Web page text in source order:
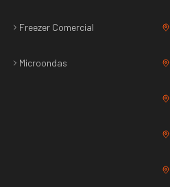
Freezer Comercial
Microondas